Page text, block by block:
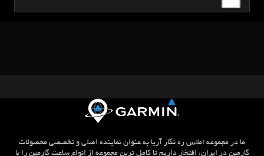
ما در مجموعه اطلس ره نگار آریا به عنوان نماینده اصلی و تخصصی محصولات
گارمین در ایران، افتخار داریم تا کامل ترین مجموعه از انواع ساعت گارمین را با